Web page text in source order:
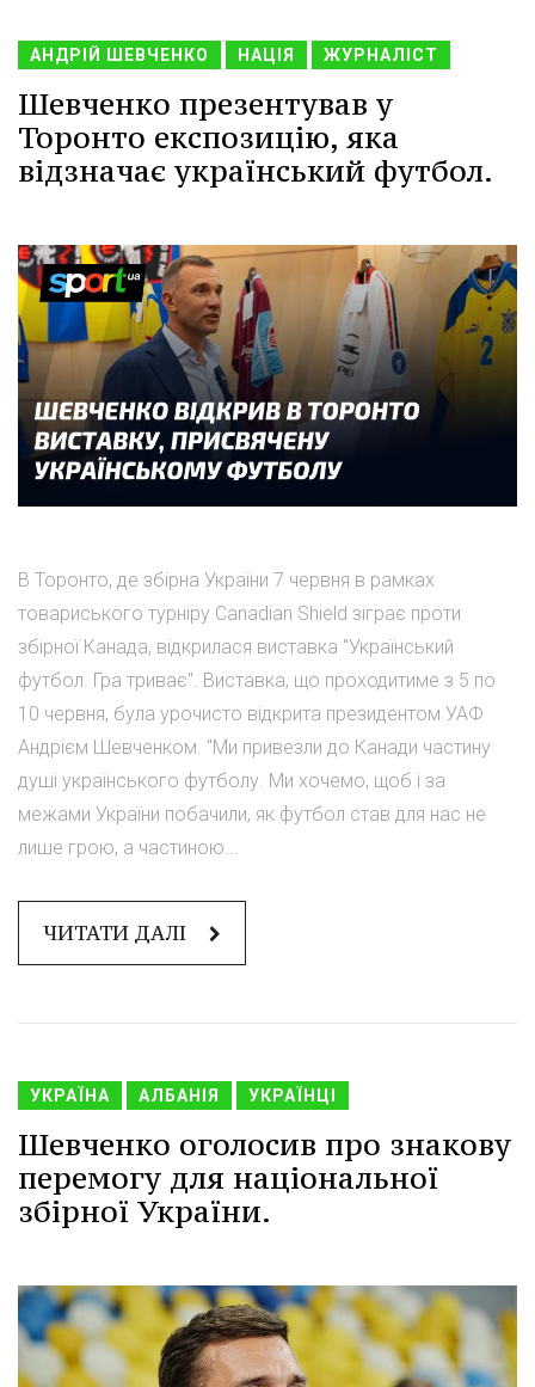
АНДРІЙ ШЕВЧЕНКО НАЦІЯ ЖУРНАЛІСТ
Шевченко презентував у
Торонто експозицію, яка
відзначає український футбол.
В Торонто, де збірна України 7 червня в рамках
товариського турніру Canadian Shield зіграє проти
збірної Канада, відкрилася виставка "Український
футбол. Гра триває". Виставка, що проходитиме з 5 по
10 червня, була урочисто відкрита президентом УАФ
Андрієм Шевченком. "Ми привезли до Канади частину
душі українського футболу. Ми хочемо, щоб і за
межами України побачили, як футбол став для нас не
лише грою, а частиною...
ЧИТАТИ ДАЛІ
УКРАЇНА АЛБАНІЯ УКРАЇНЦІ
Шевченко оголосив про знакову
перемогу для національної
збірної України.